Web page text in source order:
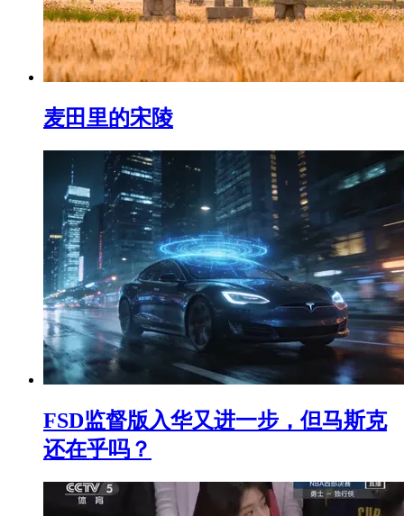
麦田里的宋陵
FSD监督版入华又进一步，但马斯克
还在乎吗？